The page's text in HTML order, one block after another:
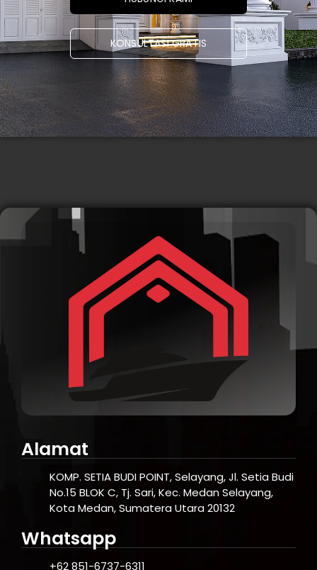
KONSULTASI GRATIS
Alamat
KOMP. SETIA BUDI POINT, Selayang, Jl. Setia Budi
No.15 BLOK C, Tj. Sari, Kec. Medan Selayang,
Kota Medan, Sumatera Utara 20132
Whatsapp
+62 851-6737-6311